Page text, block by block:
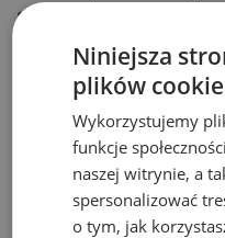
spotkać się z
decyzji o warunkach
inwestycja miałaby
terenie form ochrony
do wniosku o
środowiskowych
wymagana. Takiej
dyrektor ochrony
Niniejsza
plików cookie
Wykorzystujemy
funkcje
naszej witrynie, a
spersonalizować
o tym, jak